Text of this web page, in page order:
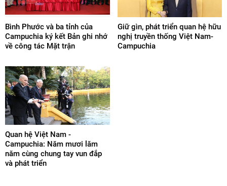
Bình Phước và ba tỉnh của
Campuchia ký kết Bản ghi nhớ
về công tác Mặt trận
Giữ gìn, phát triển quan hệ hữu
nghị truyền thống Việt Nam-
Campuchia
Quan hệ Việt Nam -
Campuchia: Năm mươi lăm
năm cùng chung tay vun đắp
và phát triển